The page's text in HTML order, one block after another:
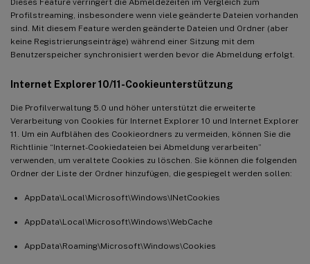
Profilstreaming, insbesondere wenn viele geänderte Dateien vorhanden
sind. Mit diesem Feature werden geänderte Dateien und Ordner (aber
keine Registrierungseinträge) während einer Sitzung mit dem
Benutzerspeicher synchronisiert werden bevor die Abmeldung erfolgt.
Internet Explorer 10/11-Cookieunterstützung
Die Profilverwaltung 5.0 und höher unterstützt die erweiterte
Verarbeitung von Cookies für Internet Explorer 10 und Internet Explorer
11. Um ein Aufblähen des Cookieordners zu vermeiden, können Sie die
Richtlinie “Internet-Cookiedateien bei Abmeldung verarbeiten”
verwenden, um veraltete Cookies zu löschen. Sie können die folgenden
Ordner der Liste der Ordner hinzufügen, die gespiegelt werden sollen:
AppData\Local\Microsoft\Windows\INetCookies
AppData\Local\Microsoft\Windows\WebCache
AppData\Roaming\Microsoft\Windows\Cookies